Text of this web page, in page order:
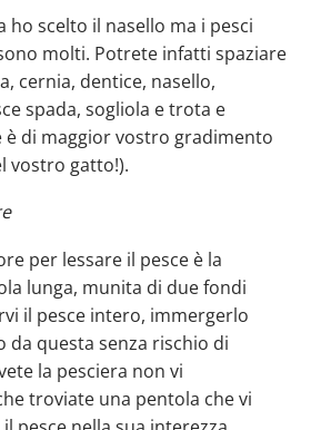
ho scelto il nasello ma i pesci
molti. Potrete infatti spaziare
cernia, dentice, nasello,
spada, sogliola e trota e
è di maggior vostro gradimento
vostro gatto!).
per lessare il pesce è la
lunga, munita di due fondi
il pesce intero, immergerlo
da questa senza rischio di
la pesciera non vi
troviate una pentola che vi